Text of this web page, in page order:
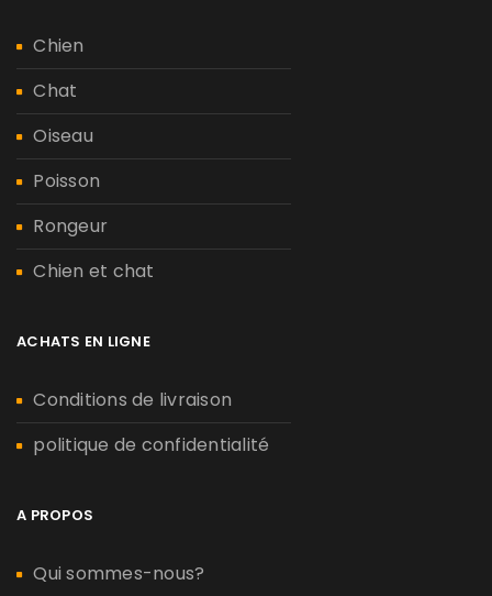
Chien
Chat
Oiseau
Poisson
Rongeur
Chien et chat
ACHATS EN LIGNE
Conditions de livraison
politique de confidentialité
A PROPOS
Qui sommes-nous?